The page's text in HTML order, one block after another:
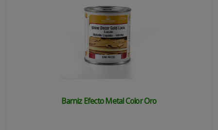
Barniz Efecto Metal Color Oro